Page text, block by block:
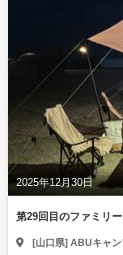
2025年12月30日
第29回目のファミリ
[山口県] ABUキャン